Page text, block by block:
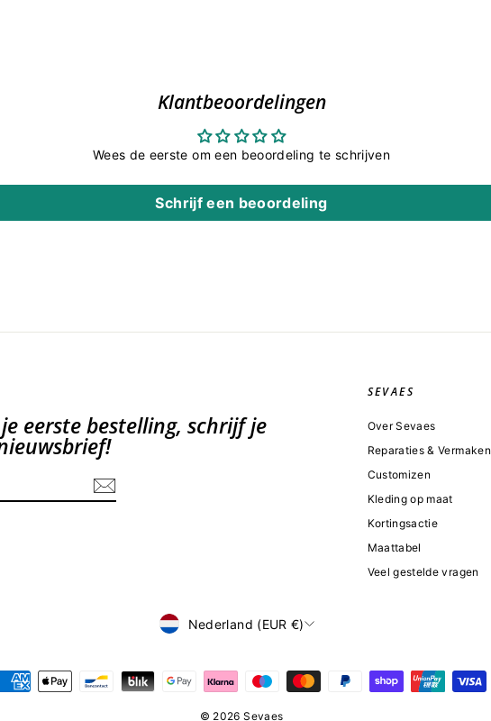
Klantbeoordelingen
Wees de eerste om een beoordeling te schrijven
Schrijf een beoordeling
eerste bestelling, schrijf je
SEVAES
Over Sevaes
Reparaties & Vermaken
Customizen
Kleding op maat
Kortingsactie
Maattabel
Veel gestelde vragen
Valuta
Nederland (EUR €)
© 2026 Sevaes